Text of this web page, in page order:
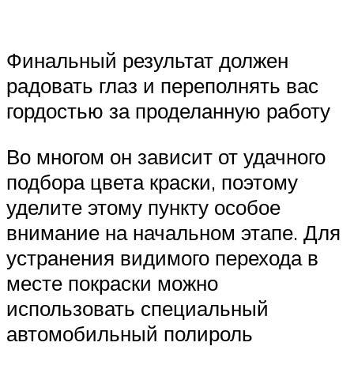
Финальный результат должен
радовать глаз и переполнять вас
гордостью за проделанную работу
Во многом он зависит от удачного
подбора цвета краски, поэтому
уделите этому пункту особое
внимание на начальном этапе. Для
устранения видимого перехода в
месте покраски можно
использовать специальный
автомобильный полироль